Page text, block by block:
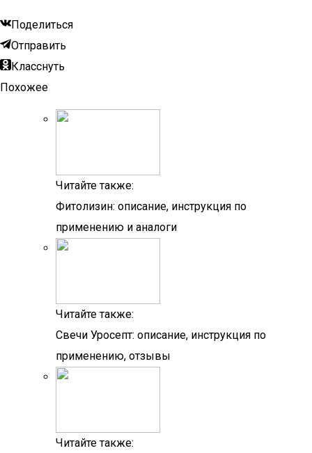
Поделиться
Отправить
Класснуть
Похожее
Читайте также:
Фитолизин: описание, инструкция по
применению и аналоги
Читайте также:
Свечи Уросепт: описание, инструкция по
применению, отзывы
Читайте также: